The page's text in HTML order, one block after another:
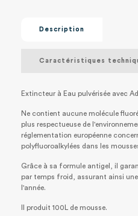
Description
Caractéristiques
Extincteur à Eau pulvérisée avec
Ne contient aucune molécule
plus respectueuse de
réglementation européenne
polyfluoroalkylées dans les
Grâce à sa formule antigel, il
par temps froid, assurant ainsi
l'année.
Il produit 100L de mousse.